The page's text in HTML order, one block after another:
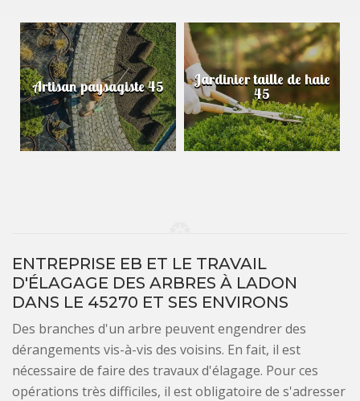
Artisan paysagiste 45 Jardinier taille de haie
45
ENTREPRISE EB ET LE TRAVAIL
D'ÉLAGAGE DES ARBRES À LADON
DANS LE 45270 ET SES ENVIRONS
Des branches d'un arbre peuvent engendrer des
dérangements vis-à-vis des voisins. En fait, il est
nécessaire de faire des travaux d'élagage. Pour ces
opérations très difficiles, il est obligatoire de s'adresser